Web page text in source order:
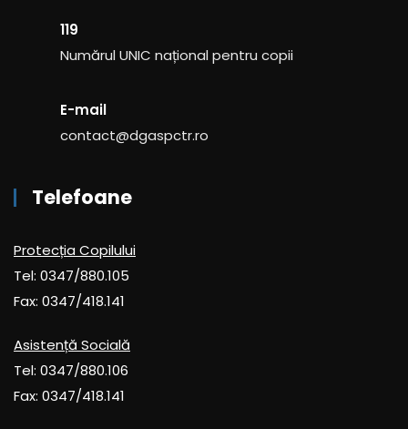
119
Numărul UNIC național pentru copii
E-mail
contact@dgaspctr.ro
Telefoane
Protecția Copilului
Tel: 0347/880.105
Fax: 0347/418.141
Asistență Socială
Tel: 0347/880.106
Fax: 0347/418.141